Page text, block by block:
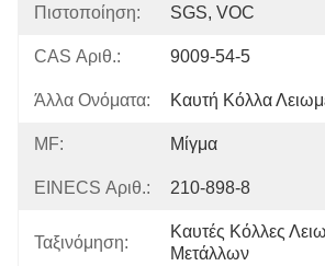
Πιστοποίηση: SGS, VOC
CAS Αριθ.: 9009-54-5
Άλλα Ονόματα: Καυτή Κόλλα
MF: Μίγμα
EINECS Αριθ.: 210-898-8
Ταξινόμηση:
Καυτές Κόλλες
Μετάλλων